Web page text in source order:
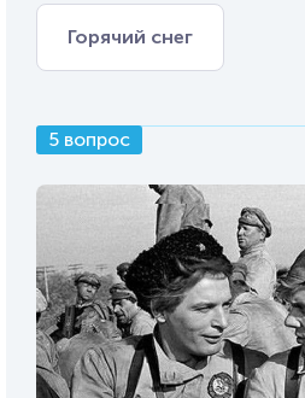
Горячий снег
5 вопрос